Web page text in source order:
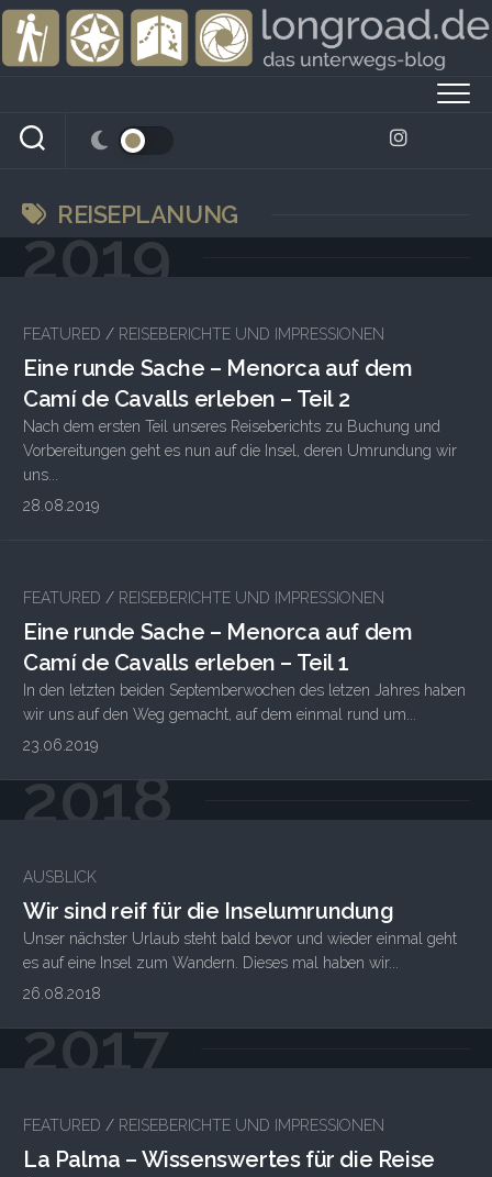
Skip
content
REISEPLANUNG
2019
FEATURED / REISEBERICHTE UND IMPRESSIONEN
Eine runde Sache – Menorca auf dem
Camí de Cavalls erleben – Teil 2
Nach dem ersten Teil unseres Reiseberichts zu Buchung und
Vorbereitungen geht es nun auf die Insel, deren Umrundung wir
uns...
28.08.2019
FEATURED / REISEBERICHTE UND IMPRESSIONEN
Eine runde Sache – Menorca auf dem
Camí de Cavalls erleben – Teil 1
In den letzten beiden Septemberwochen des letzen Jahres haben
wir uns auf den Weg gemacht, auf dem einmal rund um...
23.06.2019
2018
AUSBLICK
Wir sind reif für die Inselumrundung
Unser nächster Urlaub steht bald bevor und wieder einmal geht
es auf eine Insel zum Wandern. Dieses mal haben wir...
26.08.2018
2017
FEATURED / REISEBERICHTE UND IMPRESSIONEN
La Palma – Wissenswertes für die Reise